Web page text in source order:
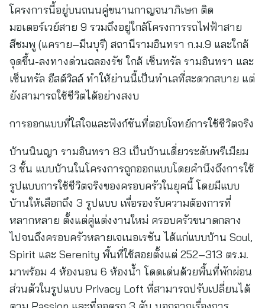
โครงการนี้อยู่บนถนนคู่ขนานกาญจนาภิเษก ติด
มอเตอร์เวย์สาย 9 รวมถึงอยู่ใกล้โครงการรถไฟฟ้าสาย
สีชมพู (แคราย–มีนบุรี) สถานีรามอินทรา ก.ม.9 และใกล้
จุดขึ้น-ลงทางด่วนฉลองรัช ใกล้ เซ็นทรัล รามอินทรา และ
เซ็นทรัล อีสต์วิลล์ ทำให้ย่านนี้เป็นทำเลที่สะดวกสบาย แต่
ยังสามารถใช้ชีวิตได้อย่างสงบ
การออกแบบที่ใส่ใจและฟังก์ชันที่ตอบโจทย์การใช้ชีวิตจริง
บ้านนินญา รามอินทรา 83 เป็นบ้านเดี่ยวระดับพรีเมียม
3 ชั้น แบบบ้านในโครงการถูกออกแบบโดยคำนึงถึงการใช้
รูปแบบการใช้ชีวิตจริงของครอบครัวในยุคนี้ โดยมีแบบ
บ้านให้เลือกถึง 3 รูปแบบ เพื่อรองรับความต้องการที่
หลากหลาย ตั้งแต่คู่แต่งงานใหม่ ครอบครัวขนาดกลาง
ไปจนถึงครอบครัวหลายเจเนอเรชัน ได้แก่แบบบ้าน Soul,
Spirit และ Serenity พื้นที่ใช้สอยตั้งแต่ 252–313 ตร.ม.
มาพร้อม 4 ห้องนอน 6 ห้องน้ำ โดดเด่นด้วยพื้นที่พักผ่อน
ส่วนตัวในรูปแบบ Privacy Loft ที่สามารถปรับเปลี่ยนได้